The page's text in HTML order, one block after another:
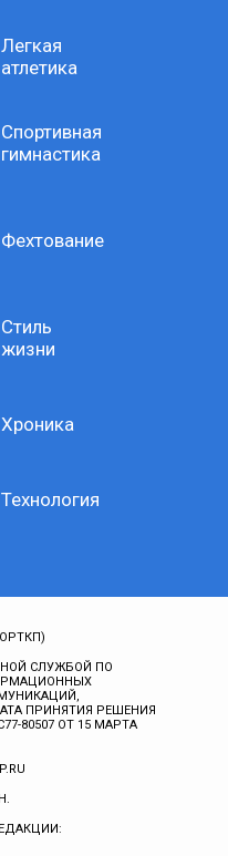
Легкая
атлетика
Спортивная
гимнастика
Фехтование
Стиль
жизни
Хроника
Технология
СЛУЖБОЙ ПО
ПРИНЯТИЯ РЕШЕНИЯ
80507 ОТ 15 МАРТА